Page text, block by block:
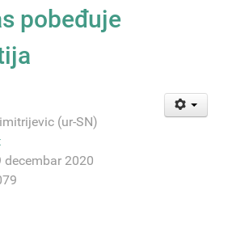
pobeđuje
(ur-SN)
decembar 2020